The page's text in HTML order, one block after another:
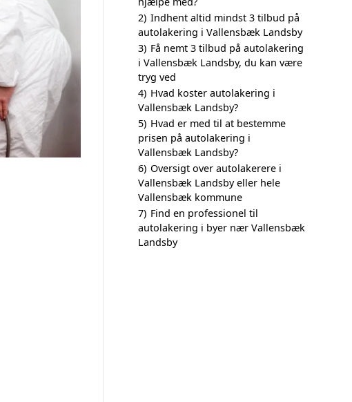
2) Indhent altid mindst 3 tilbud på
autolakering i Vallensbæk Landsby
3) Få nemt 3 tilbud på autolakering
i Vallensbæk Landsby, du kan være
tryg ved
4) Hvad koster autolakering i
Vallensbæk Landsby?
5) Hvad er med til at bestemme
prisen på autolakering i
Vallensbæk Landsby?
6) Oversigt over autolakerere i
Vallensbæk Landsby eller hele
Vallensbæk kommune
7) Find en professionel til
autolakering i byer nær Vallensbæk
Landsby